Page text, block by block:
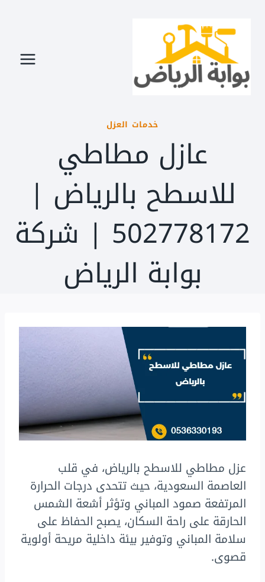
المحتوى
خدمات العزل
عازل مطاطي
للاسطح بالرياض |
502778172 | شركة
بوابة الرياض
عزل مطاطي للاسطح بالرياض، في قلب
العاصمة السعودية، حيث تتحدى درجات الحرارة
المرتفعة صمود المباني وتؤثر أشعة الشمس
الحارقة على راحة السكان، يصبح الحفاظ على
سلامة المباني وتوفير بيئة داخلية مريحة أولوية
قصوى.